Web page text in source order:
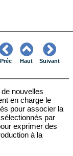
Préc Haut Suivant
nouvelles
en charge le
pour associer la
par
exprimer des
à la